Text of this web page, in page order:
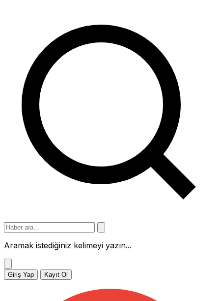
Aramak istediğiniz kelimeyi yazın...
Giriş Yap Kayıt Ol